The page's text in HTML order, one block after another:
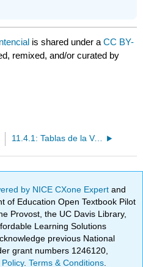
is shared under aCC BY-
remixed, and/or curated by
11.4.1: Tablas de la Verdad
by NICE CXone Expertand
of Education Open Textbook Pilot
Provost, the UC Davis Library,
Learning Solutions
previous National
grant numbers 1246120,
.Terms & Conditions